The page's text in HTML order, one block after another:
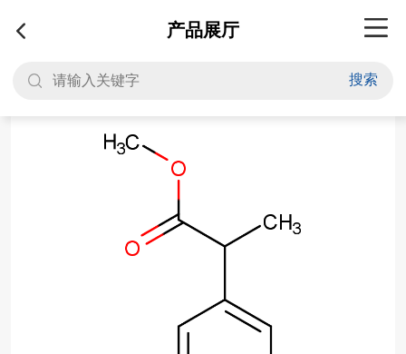
产品展厅
搜索